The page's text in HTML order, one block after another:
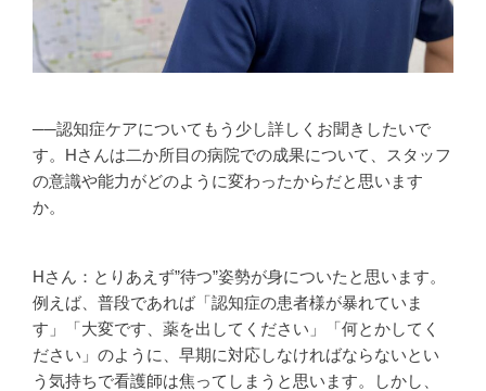
──認知症ケアについてもう少し詳しくお聞きしたいで
す。Hさんは二か所目の病院での成果について、スタッフ
の意識や能力がどのように変わったからだと思います
か。
Hさん：とりあえず”待つ”姿勢が身についたと思います。
例えば、普段であれば「認知症の患者様が暴れていま
す」「大変です、薬を出してください」「何とかしてく
ださい」のように、早期に対応しなければならないとい
う気持ちで看護師は焦ってしまうと思います。しかし、